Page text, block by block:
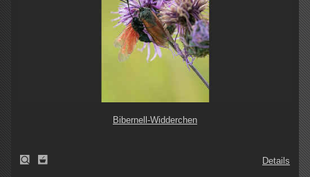
Bibernell-Widderchen
Details